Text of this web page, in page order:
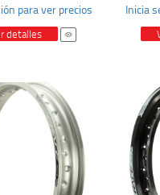
para ver precios
detalles
Inicia